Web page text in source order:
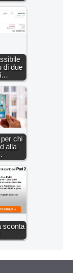
di due
chi
alla
sconta